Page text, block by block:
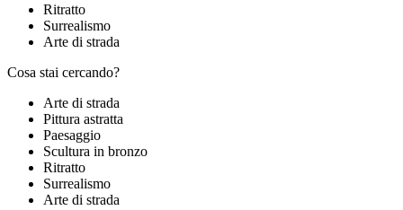
Ritratto
Surrealismo
Arte di strada
Cosa stai cercando?
Arte di strada
Pittura astratta
Paesaggio
Scultura in bronzo
Ritratto
Surrealismo
Arte di strada